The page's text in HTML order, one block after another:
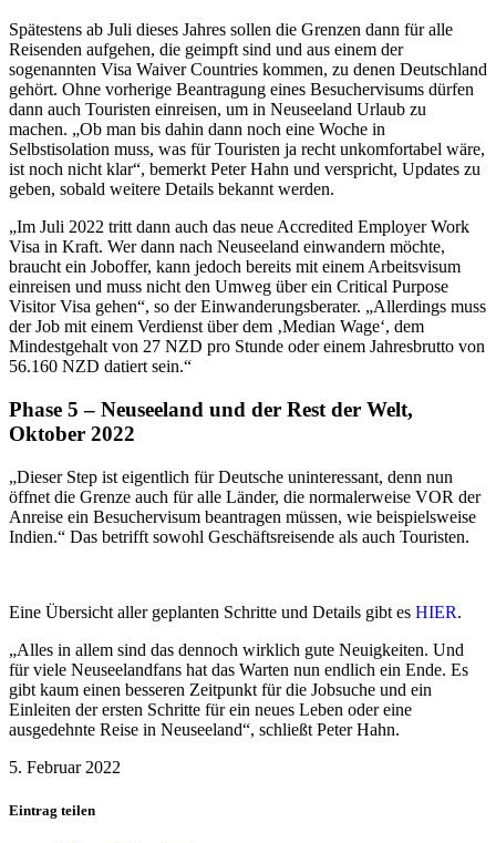
Spätestens ab Juli dieses Jahres sollen die Grenzen dann für alle
Reisenden aufgehen, die geimpft sind und aus einem der
sogenannten Visa Waiver Countries kommen, zu denen Deutschland
gehört. Ohne vorherige Beantragung eines Besuchervisums dürfen
dann auch Touristen einreisen, um in Neuseeland Urlaub zu
machen. „Ob man bis dahin dann noch eine Woche in
Selbstisolation muss, was für Touristen ja recht unkomfortabel wäre,
ist noch nicht klar“, bemerkt Peter Hahn und verspricht, Updates zu
geben, sobald weitere Details bekannt werden.
„Im Juli 2022 tritt dann auch das neue Accredited Employer Work
Visa in Kraft. Wer dann nach Neuseeland einwandern möchte,
braucht ein Joboffer, kann jedoch bereits mit einem Arbeitsvisum
einreisen und muss nicht den Umweg über ein Critical Purpose
Visitor Visa gehen“, so der Einwanderungsberater. „Allerdings muss
der Job mit einem Verdienst über dem ‚Median Wage‘, dem
Mindestgehalt von 27 NZD pro Stunde oder einem Jahresbrutto von
56.160 NZD datiert sein.“
Phase 5 – Neuseeland und der Rest der Welt,
Oktober 2022
„Dieser Step ist eigentlich für Deutsche uninteressant, denn nun
öffnet die Grenze auch für alle Länder, die normalerweise VOR der
Anreise ein Besuchervisum beantragen müssen, wie beispielsweise
Indien.“ Das betrifft sowohl Geschäftsreisende als auch Touristen.
Eine Übersicht aller geplanten Schritte und Details gibt es HIER.
„Alles in allem sind das dennoch wirklich gute Neuigkeiten. Und
für viele Neuseelandfans hat das Warten nun endlich ein Ende. Es
gibt kaum einen besseren Zeitpunkt für die Jobsuche und ein
Einleiten der ersten Schritte für ein neues Leben oder eine
ausgedehnte Reise in Neuseeland“, schließt Peter Hahn.
5. Februar 2022
Eintrag teilen